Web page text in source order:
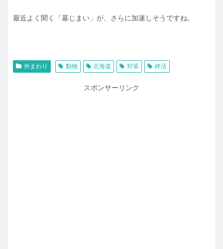
最近よく聞く「墓じまい」が、さらに加速しそうですね。
外まわり 動物 北海道 対策 終活
スポンサーリンク